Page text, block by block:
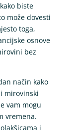
biste
može dovesti
toga,
osnove
bez
način kako
mirovinski
vam mogu
vremena.
i